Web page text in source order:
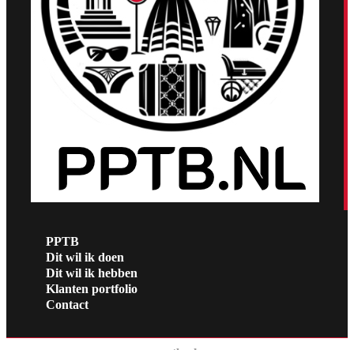
PPTB
Dit wil ik doen
Dit wil ik hebben
Klanten portfolio
Contact